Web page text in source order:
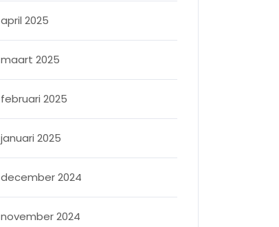
april 2025
maart 2025
februari 2025
januari 2025
december 2024
november 2024